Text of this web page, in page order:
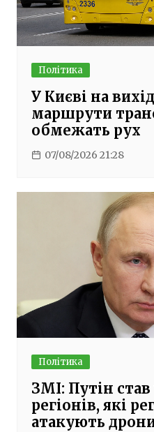
Політика
У Києві на
маршрути
обмежать рух
07/08/2026 21:28
Політика
ЗМІ: Путін
регіонів, які
атакують